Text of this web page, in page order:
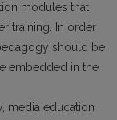
modules that
training. In order
should be
embedded in the
media education